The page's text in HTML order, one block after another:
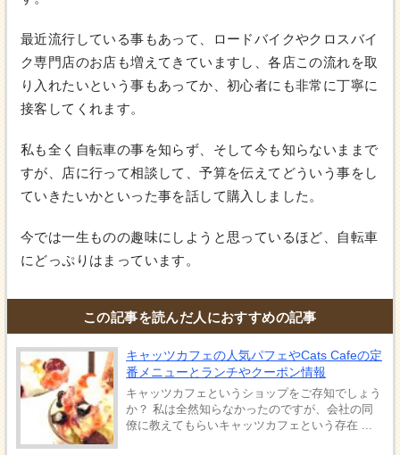
最近流行している事もあって、ロードバイクやクロスバイ
ク専門店のお店も増えてきていますし、各店この流れを取
り入れたいという事もあってか、初心者にも非常に丁寧に
接客してくれます。
私も全く自転車の事を知らず、そして今も知らないままで
すが、店に行って相談して、予算を伝えてどういう事をし
ていきたいかといった事を話して購入しました。
今では一生ものの趣味にしようと思っているほど、自転車
にどっぷりはまっています。
この記事を読んだ人におすすめの記事
キャッツカフェの人気パフェやCats Cafeの定
番メニューとランチやクーポン情報
キャッツカフェというショップをご存知でしょう
か？ 私は全然知らなかったのですが、会社の同
僚に教えてもらいキャッツカフェという存在 ...